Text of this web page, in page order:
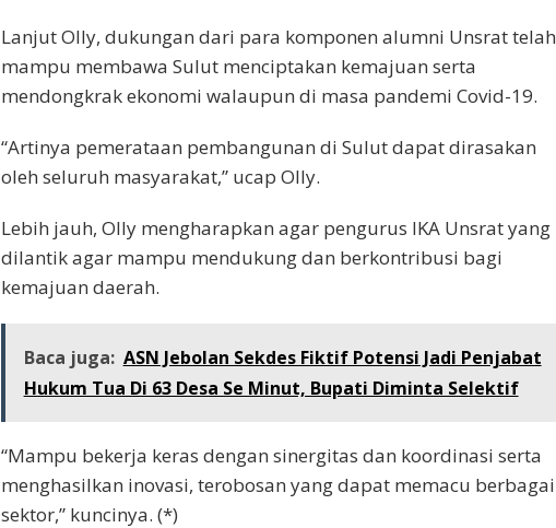
Lanjut Olly, dukungan dari para komponen alumni Unsrat telah
mampu membawa Sulut menciptakan kemajuan serta
mendongkrak ekonomi walaupun di masa pandemi Covid-19.
“Artinya pemerataan pembangunan di Sulut dapat dirasakan
oleh seluruh masyarakat,” ucap Olly.
Lebih jauh, Olly mengharapkan agar pengurus IKA Unsrat yang
dilantik agar mampu mendukung dan berkontribusi bagi
kemajuan daerah.
Baca juga: ASN Jebolan Sekdes Fiktif Potensi Jadi Penjabat
Hukum Tua Di 63 Desa Se Minut, Bupati Diminta Selektif
“Mampu bekerja keras dengan sinergitas dan koordinasi serta
menghasilkan inovasi, terobosan yang dapat memacu berbagai
sektor,” kuncinya. (*)